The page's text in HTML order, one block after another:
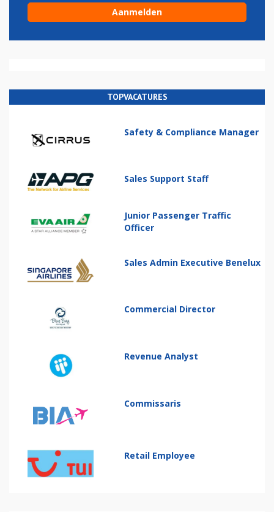
TOPVACATURES
Safety & Compliance Manager
Sales Support Staff
Junior Passenger Traffic
Officer
Sales Admin Executive Benelux
Commercial Director
Revenue Analyst
Commissaris
Retail Employee